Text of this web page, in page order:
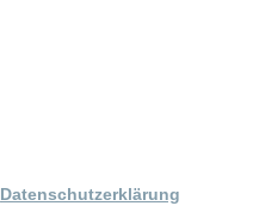
Datenschutzerklärung